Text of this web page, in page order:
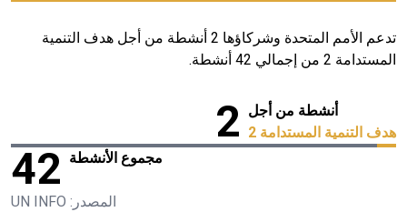
تدعم الأمم المتحدة وشركاؤها 2 أنشطة من أجل هدف التنمية
المستدامة 2 من إجمالي 42 أنشطة.
أنشطة من أجل
هدف التنمية المستدامة 2
2
مجموع الأنشطة 42
المصدر: UN INFO